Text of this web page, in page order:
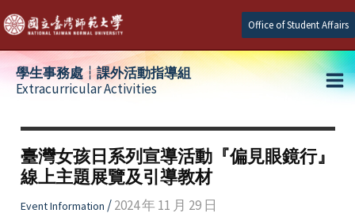
Skip
to
content
Office of Student Affairs
學生事務處┆課外活動指導組
Extracurricular Activities
臺灣女孩日系列宣導活動『偏見眼鏡行』
線上主題展覽及引導教材
Event Information /2024 年 11 月 29 日